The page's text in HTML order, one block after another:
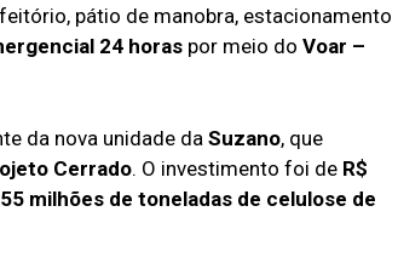
pátio de manobra, estacionamento
24 horas por meio do Voar –
da nova unidade daSuzano, que
Cerrado. O investimento foi de R$
milhões de toneladas de celulose de